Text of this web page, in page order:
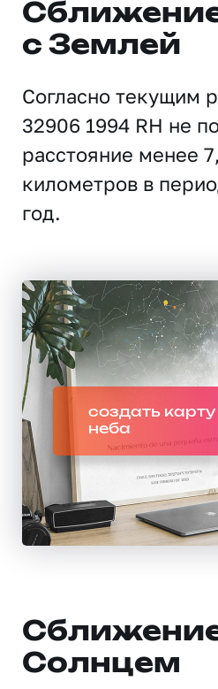
с Землей
Согласно текущим
32906 1994 RH не
расстояние менее
километров в
год.
создать карту
неба
Солнцем